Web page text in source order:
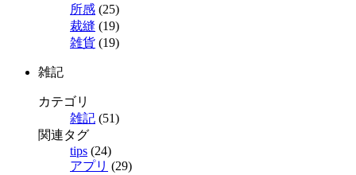
所感 (25)
裁縫 (19)
雑貨 (19)
雑記
カテゴリ
雑記 (51)
関連タグ
tips (24)
アプリ (29)